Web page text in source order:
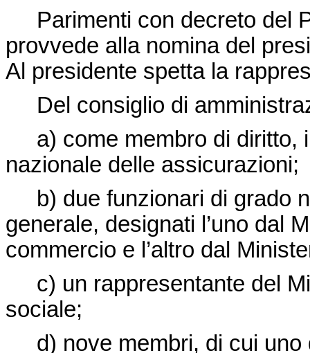
Parimenti con decreto del
provvede alla nomina del
Al presidente spetta la
Del consiglio di
a) come membro di diritto,
nazionale delle assicurazioni;
b) due funzionari di grado
generale, designati l’uno dal
commercio e l’altro dal
c) un rappresentante del
sociale;
d) nove membri, di cui uno